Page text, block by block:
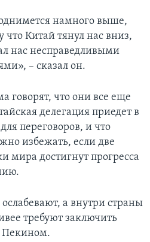
намного выше,
что Китай тянул нас вниз,
нас несправедливыми
– сказал он.
говорят, что они все еще
делегация приедет в
переговоров, и что
избежать, если две
мира достигнут прогресса
а внутри страны
требуют заключить
Пекином.